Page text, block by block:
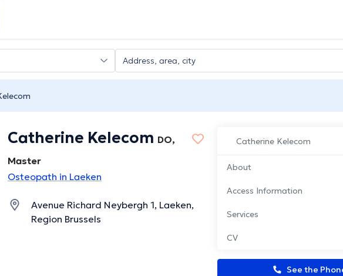
Catherine Kelecom
About
Access Information
Services
CV
See the
Catherine Kelecom DO,
Master
Osteopath in Laeken
Avenue Richard Neybergh 1, Laeken,
Region Brussels